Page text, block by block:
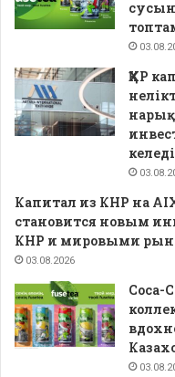
ҚХР
Капитал из КНР на
становится новым
КНР и мировыми
03.08.2026
Coca-